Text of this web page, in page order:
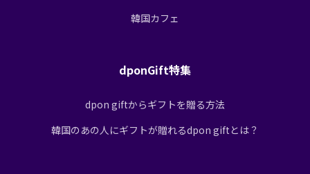
韓国カフェ
dponGift特集
dpon giftからギフトを贈る方法
韓国のあの人にギフトが贈れるdpon giftとは？